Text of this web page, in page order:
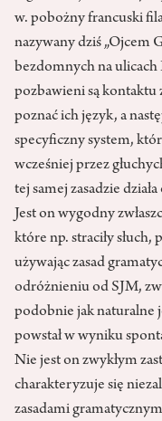
w. pobożny francuski
nazywany dziś „Ojcem
bezdomnych na ulicach
pozbawieni są kontaktu
poznać ich język, a
specyficzny system,
wcześniej przez
tej samej zasadzie
Jest on wygodny
które np. straciły słuch,
używając zasad
odróżnieniu od SJM,
podobnie jak naturalne
powstał w wyniku
Nie jest on zwykłym
charakteryzuje się
zasadami